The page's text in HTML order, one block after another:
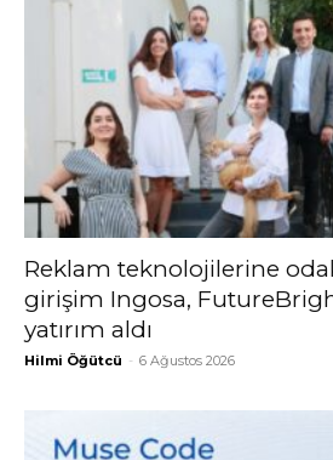
Reklam teknolojilerine
girişim Ingosa,
yatırım aldı
Hilmi Öğütcü - 6 Ağustos 2026